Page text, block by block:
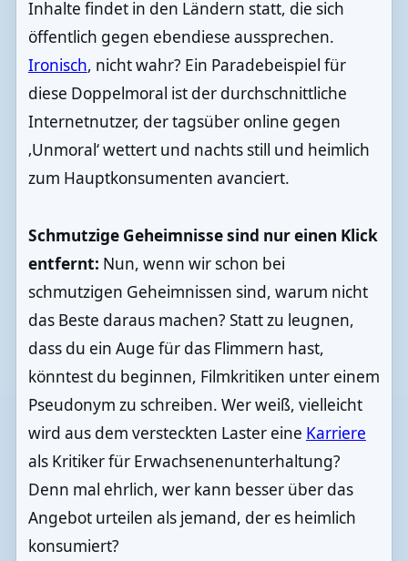
Inhalte findet in den Ländern statt, die sich
öffentlich gegen ebendiese aussprechen.
Ironisch, nicht wahr? Ein Paradebeispiel für
diese Doppelmoral ist der durchschnittliche
Internetnutzer, der tagsüber online gegen
‚Unmoral‘ wettert und nachts still und heimlich
zum Hauptkonsumenten avanciert.
Schmutzige Geheimnisse sind nur einen Klick
entfernt: Nun, wenn wir schon bei
schmutzigen Geheimnissen sind, warum nicht
das Beste daraus machen? Statt zu leugnen,
dass du ein Auge für das Flimmern hast,
könntest du beginnen, Filmkritiken unter einem
Pseudonym zu schreiben. Wer weiß, vielleicht
wird aus dem versteckten Laster eine Karriere
als Kritiker für Erwachsenenunterhaltung?
Denn mal ehrlich, wer kann besser über das
Angebot urteilen als jemand, der es heimlich
konsumiert?